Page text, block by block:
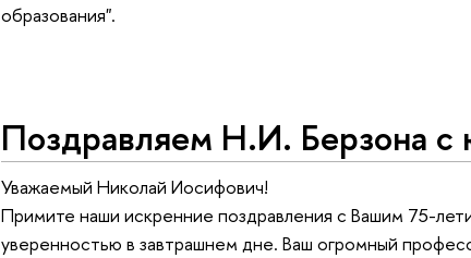
образования".
Поздравляем Н.И. Берзона с
Уважаемый Николай Иосифович!
Примите наши искренние поздравления с Вашим 75-
уверенностью в завтрашнем дне. Ваш огромный